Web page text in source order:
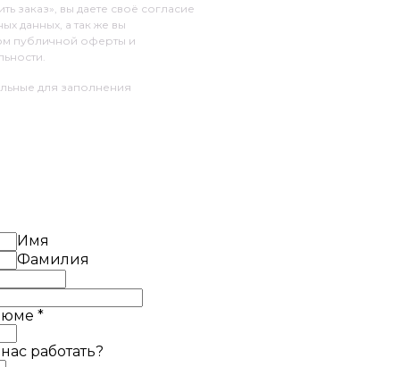
заказ», вы даете своё согласие
данных, а так же вы
публичной оферты и
для заполнения
Имя
Фамилия
*
работать?